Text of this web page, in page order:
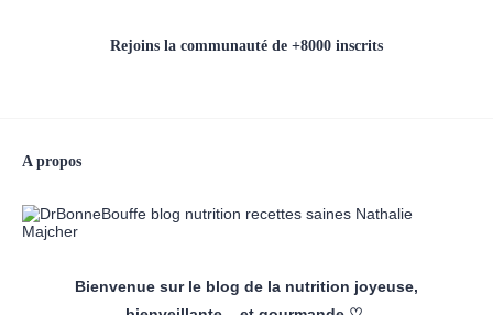
Rejoins la communauté de +8000 inscrits
A propos
Bienvenue sur le blog de la nutrition joyeuse,